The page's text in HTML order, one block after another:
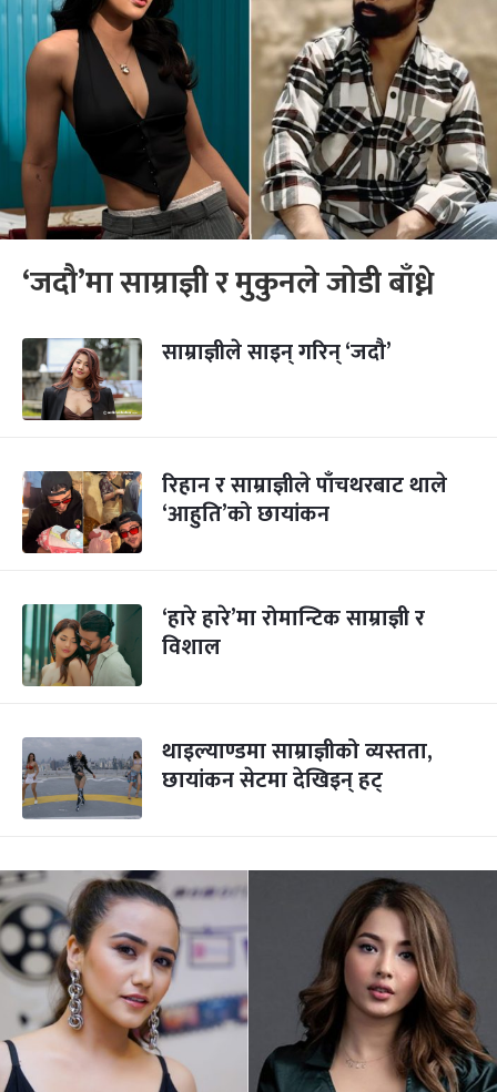
‘जदौ’मा साम्राज्ञी र मुकुनले जोडी बाँध्ने
साम्राज्ञीले साइन् गरिन् ‘जदौ’
रिहान र साम्राज्ञीले पाँचथरबाट थाले
‘आहुति’को छायांकन
‘हारे हारे’मा रोमान्टिक साम्राज्ञी र
विशाल
थाइल्याण्डमा साम्राज्ञीको व्यस्तता,
छायांकन सेटमा देखिइन् हट्